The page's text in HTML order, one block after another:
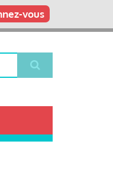
vous